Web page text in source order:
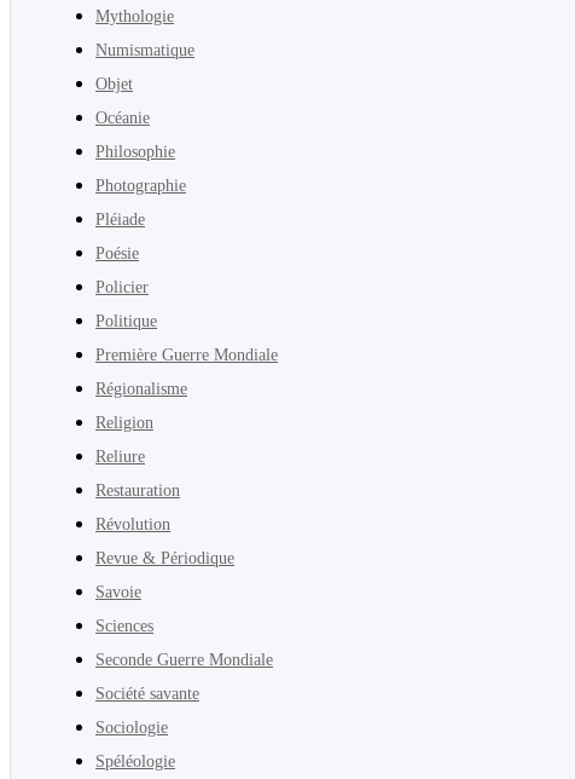
Mythologie
Numismatique
Objet
Océanie
Philosophie
Photographie
Pléiade
Poésie
Policier
Politique
Première Guerre Mondiale
Régionalisme
Religion
Reliure
Restauration
Révolution
Revue & Périodique
Savoie
Sciences
Seconde Guerre Mondiale
Société savante
Sociologie
Spéléologie